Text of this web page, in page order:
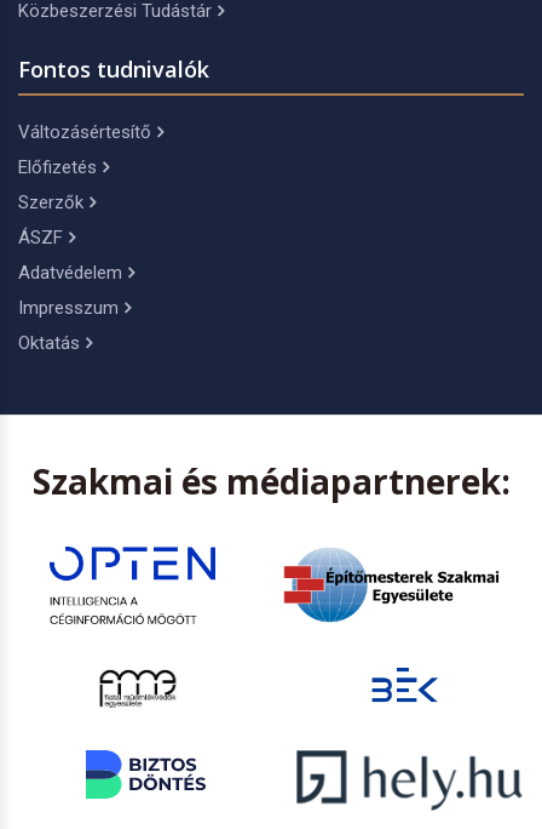
Közbeszerzési Tudástár
Fontos tudnivalók
Változásértesítő
Előfizetés
Szerzők
ÁSZF
Adatvédelem
Impresszum
Oktatás
Szakmai és médiapartnerek: